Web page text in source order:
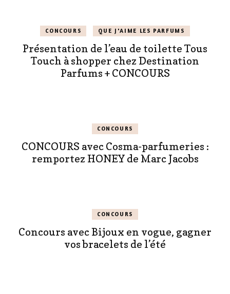
CONCOURS QUE J'AIME LES PARFUMS
Présentation de l’eau de toilette Tous
Touch à shopper chez Destination
Parfums + CONCOURS
CONCOURS
CONCOURS avec Cosma-parfumeries :
remportez HONEY de Marc Jacobs
CONCOURS
Concours avec Bijoux en vogue, gagner
vos bracelets de l’été